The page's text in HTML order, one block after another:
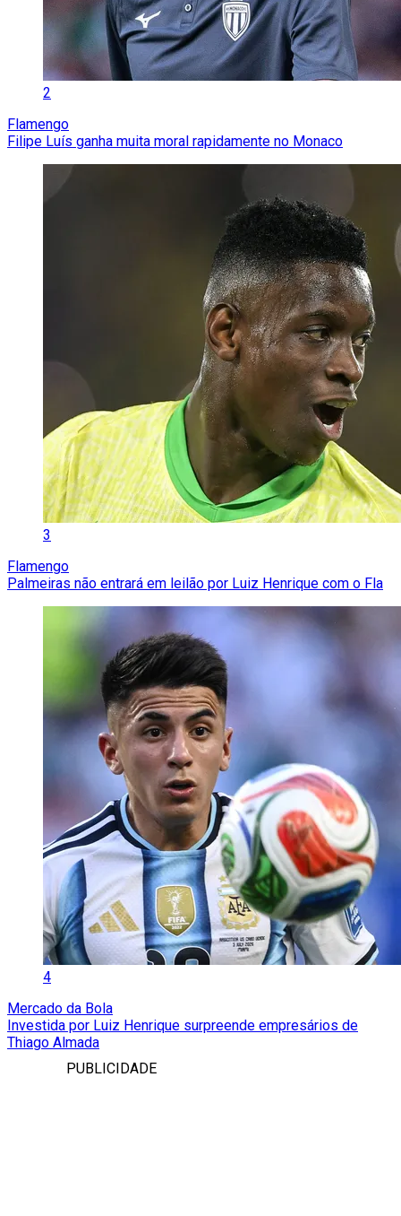
2
Flamengo
Filipe Luís ganha muita moral rapidamente no Monaco
3
Flamengo
Palmeiras não entrará em leilão por Luiz Henrique com o Fla
4
Mercado da Bola
Investida por Luiz Henrique surpreende empresários de
Thiago Almada
PUBLICIDADE